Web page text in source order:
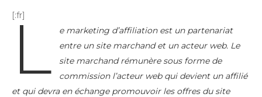
[:fr]
L
e marketing d’affiliation est un partenariat
entre un site marchand et un acteur web. Le
site marchand rémunère sous forme de
commission l’acteur web qui devient un affilié
et qui devra en échange promouvoir les offres du site